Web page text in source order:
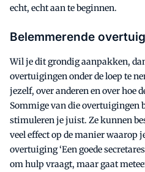
echt, echt aan te beginnen.
Belemmerende
Wil je dit grondig aanpakken,
overtuigingen onder de loep te
jezelf, over anderen en over hoe
Sommige van die overtuigingen
stimuleren je juist. Ze kunnen
veel effect op de manier waarop
overtuiging ‘Een goede
om hulp vraagt, maar gaat